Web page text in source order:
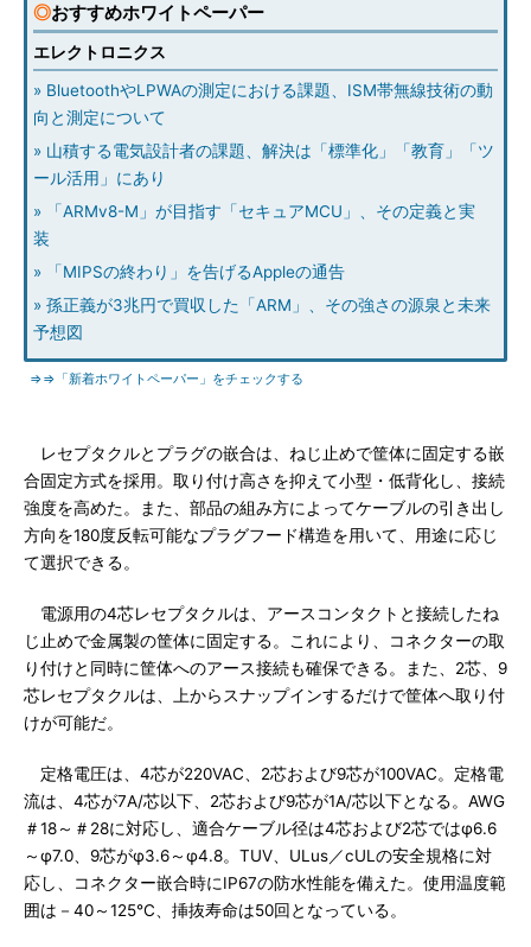
◎おすすめホワイトペーパー
エレクトロニクス
» BluetoothやLPWAの測定における課題、ISM帯無線技術の動
向と測定について
» 山積する電気設計者の課題、解決は「標準化」「教育」「ツ
ール活用」にあり
» 「ARMv8-M」が目指す「セキュアMCU」、その定義と実
装
» 「MIPSの終わり」を告げるAppleの通告
» 孫正義が3兆円で買収した「ARM」、その強さの源泉と未来
予想図
⇒⇒「新着ホワイトペーパー」をチェックする
レセプタクルとプラグの嵌合は、ねじ止めで筐体に固定する嵌
合固定方式を採用。取り付け高さを抑えて小型・低背化し、接続
強度を高めた。また、部品の組み方によってケーブルの引き出し
方向を180度反転可能なプラグフード構造を用いて、用途に応じ
て選択できる。
電源用の4芯レセプタクルは、アースコンタクトと接続したね
じ止めで金属製の筐体に固定する。これにより、コネクターの取
り付けと同時に筐体へのアース接続も確保できる。また、2芯、9
芯レセプタクルは、上からスナップインするだけで筐体へ取り付
けが可能だ。
定格電圧は、4芯が220VAC、2芯および9芯が100VAC。定格電
流は、4芯が7A/芯以下、2芯および9芯が1A/芯以下となる。AWG
＃18～＃28に対応し、適合ケーブル径は4芯および2芯ではφ6.6
～φ7.0、9芯がφ3.6～φ4.8。TUV、ULus／cULの安全規格に対
応し、コネクター嵌合時にIP67の防水性能を備えた。使用温度範
囲は－40～125℃、挿抜寿命は50回となっている。